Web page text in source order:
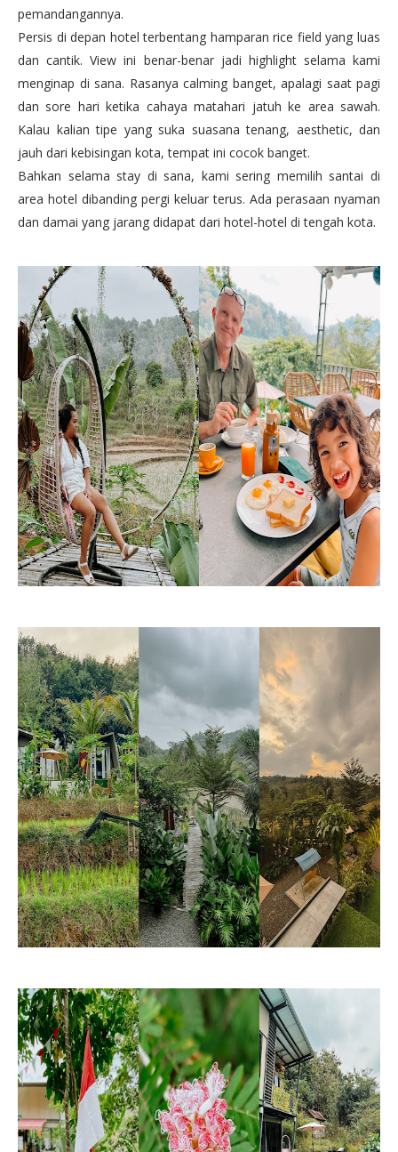
pemandangannya.
Persis di depan hotel terbentang hamparan rice field yang luas
dan cantik. View ini benar-benar jadi highlight selama kami
menginap di sana. Rasanya calming banget, apalagi saat pagi
dan sore hari ketika cahaya matahari jatuh ke area sawah.
Kalau kalian tipe yang suka suasana tenang, aesthetic, dan
jauh dari kebisingan kota, tempat ini cocok banget.
Bahkan selama stay di sana, kami sering memilih santai di
area hotel dibanding pergi keluar terus. Ada perasaan nyaman
dan damai yang jarang didapat dari hotel-hotel di tengah kota.